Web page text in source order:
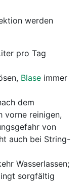
werden
pro Tag
Blase immer
dem
vorne reinigen,
von
auch bei String-
Wasserlassen;
sorgfältig